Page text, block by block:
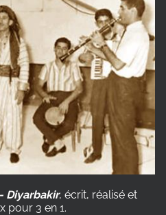
Diyarbakir, écrit, réalisé et
pour 3 en 1.